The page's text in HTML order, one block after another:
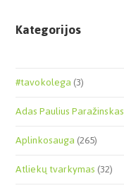
Kategorijos
#tavokolega(3)
Adas Paulius Paražinskas
Aplinkosauga(265)
Atliekų tvarkymas(32)